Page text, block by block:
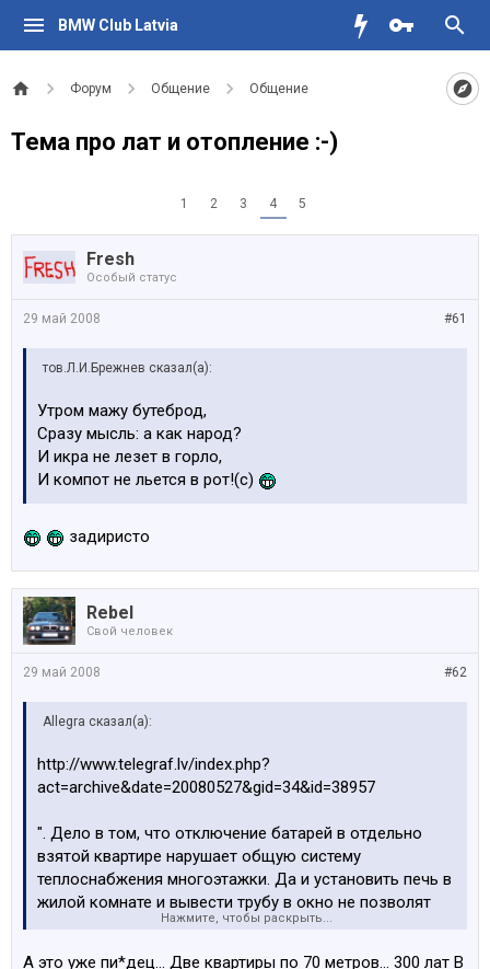
BMW Club Latvia
Форум Общение Общение
Тема про лат и отопление :-)
1 2 3 4 5
Fresh
Особый статус
#61
29 май 2008
тов.Л.И.Брежнев сказал(а):
Утром мажу бутеброд,
Сразу мысль: а как народ?
И икра не лезет в горло,
И компот не льется в рот!(с)
задиристо
Rebel
Свой человек
#62
29 май 2008
Allegra сказал(а):
http://www.telegraf.lv/index.php?
act=archive&date=20080527&gid=34&id=38957
". Дело в том, что отключение батарей в отдельно
взятой квартире нарушает общую систему
теплоснабжения многоэтажки. Да и установить печь в
жилой комнате и вывести трубу в окно не позволят
пожарные. А в Риге получить от Рижской думы
Нажмите, чтобы раскрыть...
А это уже пи*дец... Две квартиры по 70 метров... 300 лат В